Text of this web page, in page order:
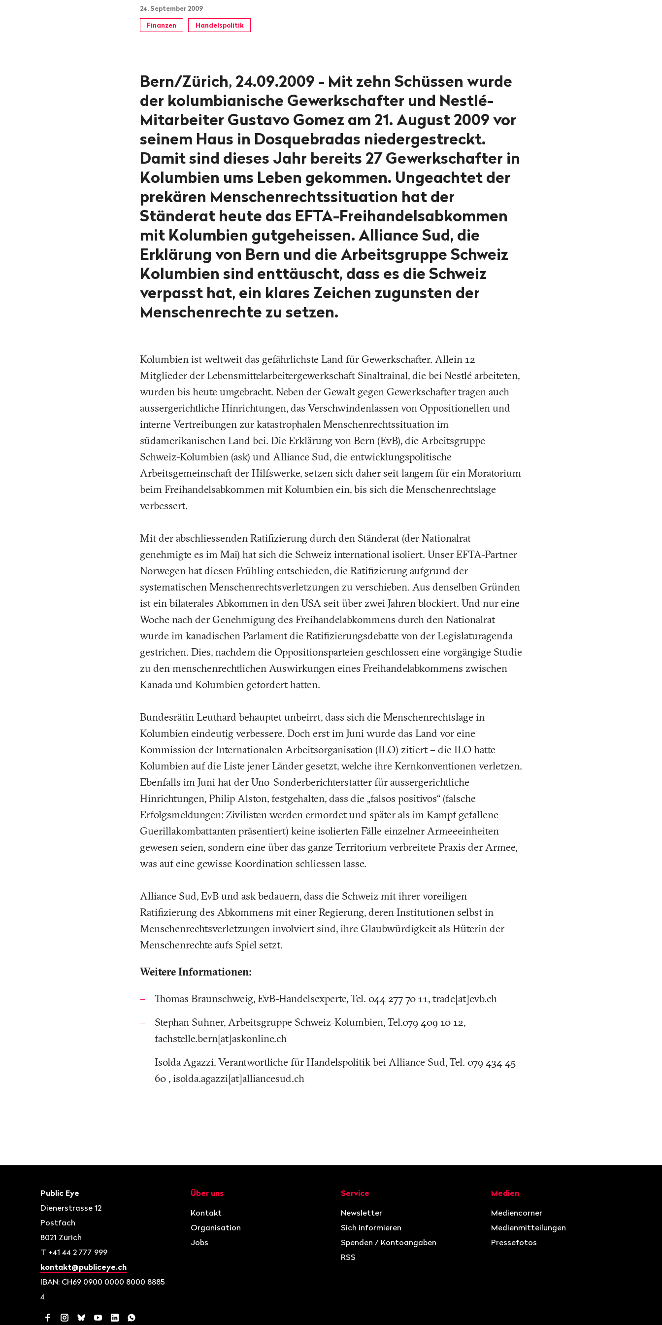
24. September 2009
Finanzen Handelspolitik
Bern/Zürich, 24.09.2009 - Mit zehn Schüssen wurde
der kolumbianische Gewerkschafter und Nestlé-
Mitarbeiter Gustavo Gomez am 21. August 2009 vor
seinem Haus in Dosquebradas niedergestreckt.
Damit sind dieses Jahr bereits 27 Gewerkschafter in
Kolumbien ums Leben gekommen. Ungeachtet der
prekären Menschenrechtssituation hat der
Ständerat heute das EFTA-Freihandelsabkommen
mit Kolumbien gutgeheissen. Alliance Sud, die
Erklärung von Bern und die Arbeitsgruppe Schweiz
Kolumbien sind enttäuscht, dass es die Schweiz
verpasst hat, ein klares Zeichen zugunsten der
Menschenrechte zu setzen.
Kolumbien ist weltweit das gefährlichste Land für Gewerkschafter. Allein 12
Mitglieder der Lebensmittelarbeitergewerkschaft Sinaltrainal, die bei Nestlé arbeiteten,
wurden bis heute umgebracht. Neben der Gewalt gegen Gewerkschafter tragen auch
aussergerichtliche Hinrichtungen, das Verschwindenlassen von Oppositionellen und
interne Vertreibungen zur katastrophalen Menschenrechtssituation im
südamerikanischen Land bei. Die Erklärung von Bern (EvB), die Arbeitsgruppe
Schweiz-Kolumbien (ask) und Alliance Sud, die entwicklungspolitische
Arbeitsgemeinschaft der Hilfswerke, setzen sich daher seit langem für ein Moratorium
beim Freihandelsabkommen mit Kolumbien ein, bis sich die Menschenrechtslage
verbessert.
Mit der abschliessenden Ratifizierung durch den Ständerat (der Nationalrat
genehmigte es im Mai) hat sich die Schweiz international isoliert. Unser EFTA-Partner
Norwegen hat diesen Frühling entschieden, die Ratifizierung aufgrund der
systematischen Menschenrechtsverletzungen zu verschieben. Aus denselben Gründen
ist ein bilaterales Abkommen in den USA seit über zwei Jahren blockiert. Und nur eine
Woche nach der Genehmigung des Freihandelabkommens durch den Nationalrat
wurde im kanadischen Parlament die Ratifizierungsdebatte von der Legislaturagenda
gestrichen. Dies, nachdem die Oppositionsparteien geschlossen eine vorgängige Studie
zu den menschenrechtlichen Auswirkungen eines Freihandelabkommens zwischen
Kanada und Kolumbien gefordert hatten.
Bundesrätin Leuthard behauptet unbeirrt, dass sich die Menschenrechtslage in
Kolumbien eindeutig verbessere. Doch erst im Juni wurde das Land vor eine
Kommission der Internationalen Arbeitsorganisation (ILO) zitiert – die ILO hatte
Kolumbien auf die Liste jener Länder gesetzt, welche ihre Kernkonventionen verletzen.
Ebenfalls im Juni hat der Uno-Sonderberichterstatter für aussergerichtliche
Hinrichtungen, Philip Alston, festgehalten, dass die „falsos positivos“ (falsche
Erfolgsmeldungen: Zivilisten werden ermordet und später als im Kampf gefallene
Guerillakombattanten präsentiert) keine isolierten Fälle einzelner Armeeeinheiten
gewesen seien, sondern eine über das ganze Territorium verbreitete Praxis der Armee,
was auf eine gewisse Koordination schliessen lasse.
Alliance Sud, EvB und ask bedauern, dass die Schweiz mit ihrer voreiligen
Ratifizierung des Abkommens mit einer Regierung, deren Institutionen selbst in
Menschenrechtsverletzungen involviert sind, ihre Glaubwürdigkeit als Hüterin der
Menschenrechte aufs Spiel setzt.
Weitere Informationen:
Thomas Braunschweig, EvB-Handelsexperte, Tel. 044 277 70 11, trade[at]evb.ch
Stephan Suhner, Arbeitsgruppe Schweiz-Kolumbien, Tel.079 409 10 12,
fachstelle.bern[at]askonline.ch
Isolda Agazzi, Verantwortliche für Handelspolitik bei Alliance Sud, Tel. 079 434 45
60 , isolda.agazzi[at]alliancesud.ch
Kontakt
Public Eye
Dienerstrasse 12
Postfach
8021 Zürich
T +41 44 2 777 999
kontakt@publiceye.ch
IBAN: CH69 0900 0000 8000 8885
4
FacebookInstagram
BlueskyYouTubeLinkedInWhatsApp
Navigation
Über uns
Kontakt
Organisation
Jobs
Service
Newsletter
Sich informieren
Spenden / Kontoangaben
RSS
Medien
Mediencorner
Medienmitteilungen
Pressefotos